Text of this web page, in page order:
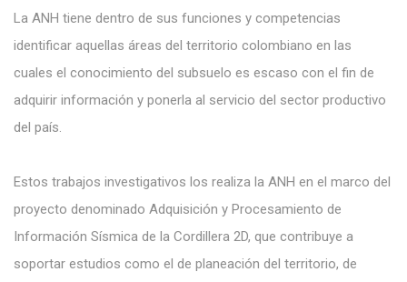
La ANH tiene dentro de sus funciones y competencias
identificar aquellas áreas del territorio colombiano en las
cuales el conocimiento del subsuelo es escaso con el fin de
adquirir información y ponerla al servicio del sector productivo
del país.
Estos trabajos investigativos los realiza la ANH en el marco del
proyecto denominado Adquisición y Procesamiento de
Información Sísmica de la Cordillera 2D, que contribuye a
soportar estudios como el de planeación del territorio, de